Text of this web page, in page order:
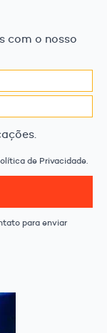
com o nosso
de Privacidade.
para enviar